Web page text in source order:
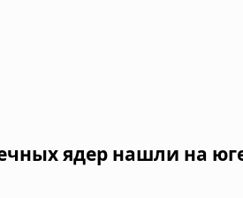
ядер нашли на